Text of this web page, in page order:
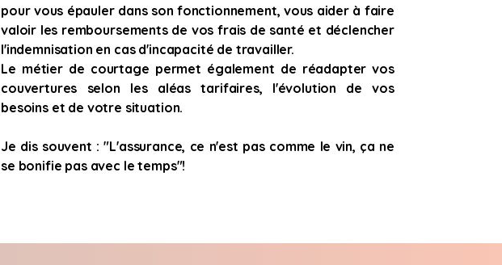
pour vous épauler dans son fonctionnement, vous aider à faire
valoir les remboursements de vos frais de santé et déclencher
l'indemnisation en cas d'incapacité de travailler.
Le métier de courtage permet également de réadapter vos
couvertures selon les aléas tarifaires, l'évolution de vos
besoins et de votre situation.
Je dis souvent : "L'assurance, ce n'est pas comme le vin, ça ne
se bonifie pas avec le temps"!